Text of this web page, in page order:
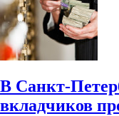
В Санкт-
вкладчиков